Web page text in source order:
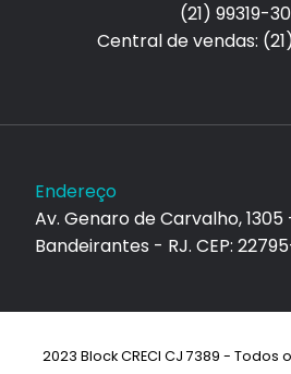
(21) 99319-
Central de vendas:
Endereço
Av. Genaro de Carvalho,
Bandeirantes - RJ. CEP:
2023 Block CRECI CJ 7389 -